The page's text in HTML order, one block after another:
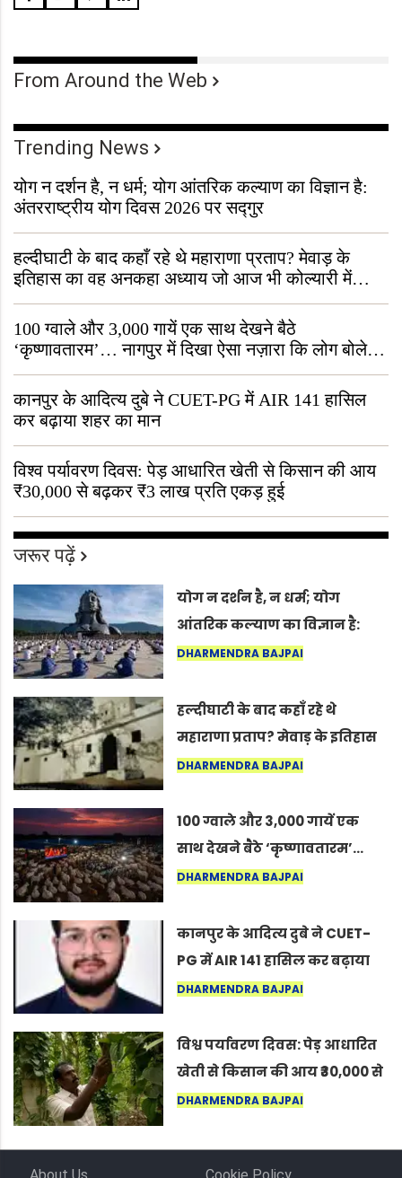
From Around the Web
Trending News
योग न दर्शन है, न धर्म; योग आंतरिक कल्याण का विज्ञान है:
अंतरराष्ट्रीय योग दिवस 2026 पर सद्गुर
हल्दीघाटी के बाद कहाँ रहे थे महाराणा प्रताप? मेवाड़ के
इतिहास का वह अनकहा अध्याय जो आज भी कोल्यारी में
जीवित है
100 ग्वाले और 3,000 गायें एक साथ देखने बैठे
‘कृष्णावतारम’… नागपुर में दिखा ऐसा नज़ारा कि लोग बोले,
“ऐसा तो सिर्फ़ कृष्ण ही कर सकते हैं”
कानपुर के आदित्य दुबे ने CUET-PG में AIR 141 हासिल
कर बढ़ाया शहर का मान
विश्व पर्यावरण दिवस: पेड़ आधारित खेती से किसान की आय
₹30,000 से बढ़कर ₹3 लाख प्रति एकड़ हुई
जरूर पढ़ें
योग न दर्शन है, न धर्म; योग
आंतरिक कल्याण का विज्ञान है:
अंतरराष्ट्रीय योग दिवस 2026 पर
DHARMENDRA BAJPAI
हल्दीघाटी के बाद कहाँ रहे थे
महाराणा प्रताप? मेवाड़ के इतिहास
का वह अनकहा अध्याय जो आज भी
DHARMENDRA BAJPAI
100 ग्वाले और 3,000 गायें एक
साथ देखने बैठे ‘कृष्णावतारम’…
नागपुर में दिखा ऐसा नज़ारा कि
कर सकते हैं”
DHARMENDRA BAJPAI
कानपुर के आदित्य दुबे ने CUET-
PG में AIR 141 हासिल कर बढ़ाया
शहर का मान
DHARMENDRA BAJPAI
विश्व पर्यावरण दिवस: पेड़ आधारित
खेती से किसान की आय ₹30,000 से
बढ़कर ₹3 लाख प्रति एकड़ हुई
DHARMENDRA BAJPAI